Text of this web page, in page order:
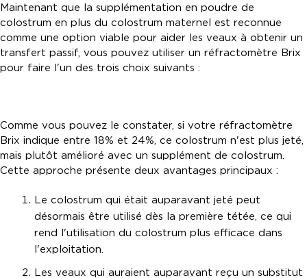
Maintenant que la supplémentation en poudre de
colostrum en plus du colostrum maternel est reconnue
comme une option viable pour aider les veaux à obtenir un
transfert passif, vous pouvez utiliser un réfractomètre Brix
pour faire l'un des trois choix suivants :
Comme vous pouvez le constater, si votre réfractomètre
Brix indique entre 18% et 24%, ce colostrum n'est plus jeté,
mais plutôt amélioré avec un supplément de colostrum.
Cette approche présente deux avantages principaux :
Le colostrum qui était auparavant jeté peut
désormais être utilisé dès la première tétée, ce qui
rend l'utilisation du colostrum plus efficace dans
l'exploitation.
Les veaux qui auraient auparavant reçu un substitut